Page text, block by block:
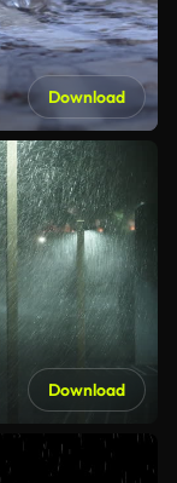
Download
Download